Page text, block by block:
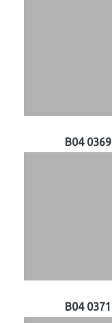
B04 0369
B04 0371